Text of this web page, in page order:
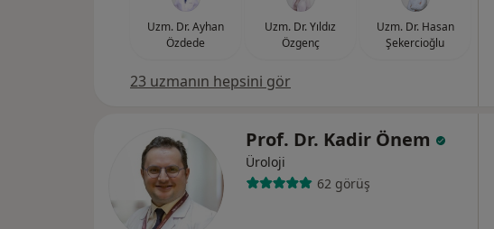
Uzm. Dr. Ayhan
Özdede
Uzm. Dr. Yıldız
Özgenç
Uzm. Dr. Hasan
Şekercioğlu
23 uzmanın hepsini gör
Prof. Dr. Kadir Önem
Üroloji
62 görüş